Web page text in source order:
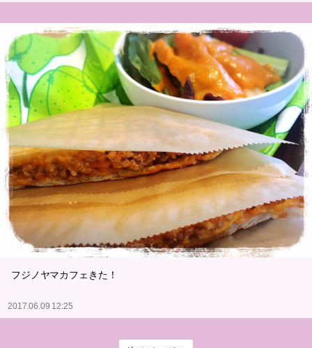
フジノヤマカフェきた！
2017.06.09 12:25